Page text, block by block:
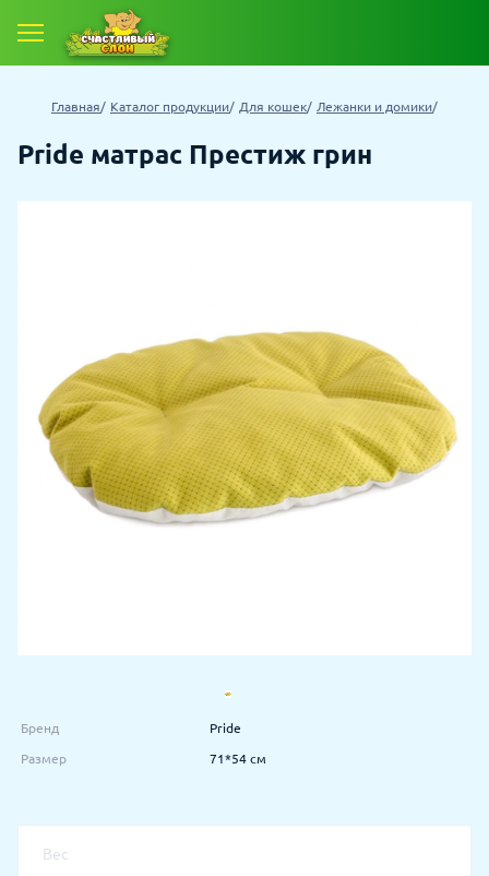
Главная Каталог продукции Для кошек Лежанки и домики
Pride матрас Престиж грин
Бренд Pride
Размер 71*54 см
Вес